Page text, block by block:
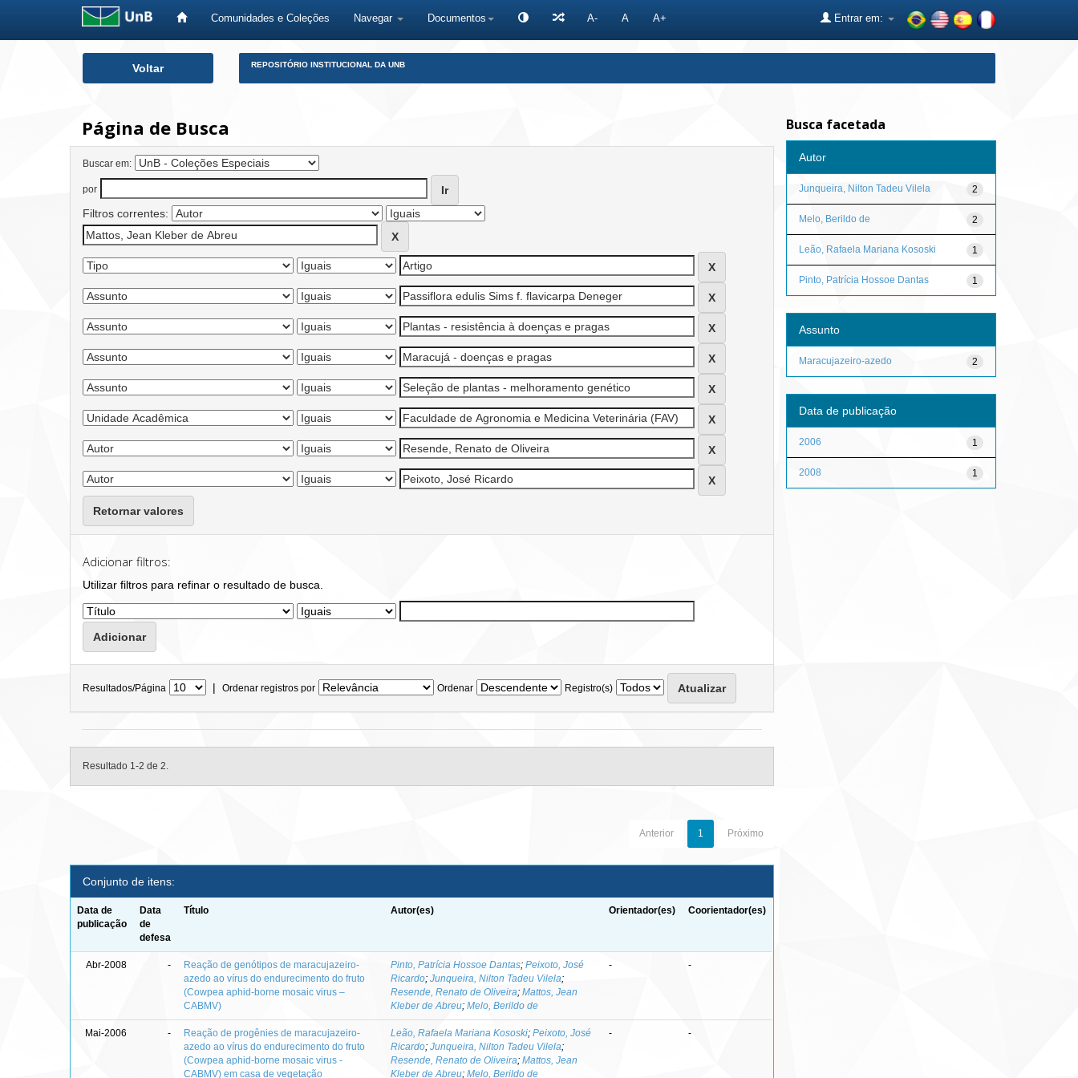
Comunidades e Coleções Navegar Documentos A- A A+ Entrar em:
Voltar REPOSITÓRIO INSTITUCIONAL DA UNB
Página de Busca
Buscar em:
por
Filtros correntes:
Retornar valores
Adicionar filtros:
Utilizar filtros para refinar o resultado de busca.
Resultados/Página | Ordenar registros por Ordenar Registro(s)
Resultado 1-2 de 2.
Anterior 1 Próximo
Conjunto de itens:
Data de
publicação
Data
de
defesa
Título Autor(es) Orientador(es) Coorientador(es)
Abr-2008 -
Reação de genótipos de maracujazeiro-
azedo ao vírus do endurecimento do fruto
(Cowpea aphid-borne mosaic virus –
CABMV)
Pinto, Patrícia Hossoe Dantas;Peixoto, José
Ricardo;Junqueira, Nilton Tadeu Vilela;
Resende, Renato de Oliveira;Mattos, Jean
Kleber de Abreu;Melo, Berildo de
- -
Mai-2006 -
Reação de progênies de maracujazeiro-
azedo ao vírus do endurecimento do fruto
(Cowpea aphid-borne mosaic virus -
CABMV) em casa de vegetação
Leão, Rafaela Mariana Kososki;Peixoto, José
Ricardo;Junqueira, Nilton Tadeu Vilela;
Resende, Renato de Oliveira;Mattos, Jean
Kleber de Abreu;Melo, Berildo de
- -
Busca facetada
Autor
2
Junqueira, Nilton Tadeu Vilela
2
Melo, Berildo de
1
Leão, Rafaela Mariana Kososki
1
Pinto, Patrícia Hossoe Dantas
Assunto
2
Maracujazeiro-azedo
Data de publicação
1
2006
1
2008